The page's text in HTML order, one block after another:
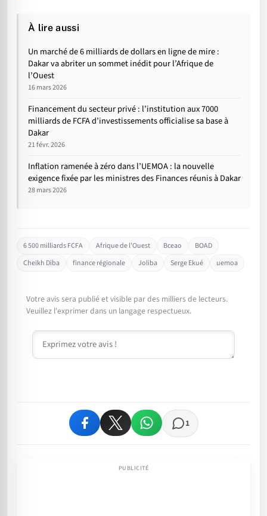
À lire aussi
Un marché de 6 milliards de dollars en ligne de mire :
Dakar va abriter un sommet inédit pour l’Afrique de
l’Ouest
16 mars 2026
Financement du secteur privé : l’institution aux 7000
milliards de FCFA d’investissements officialise sa base à
Dakar
21 févr. 2026
Inflation ramenée à zéro dans l’UEMOA : la nouvelle
exigence fixée par les ministres des Finances réunis à Dakar
28 mars 2026
6 500 milliards FCFA Afrique de l’Ouest Bceao
BOAD
Cheikh Diba
finance régionale Joliba Serge Ekué uemoa
Votre avis sera publié et visible par des milliers de lecteurs.
Veuillez l'exprimer dans un langage respectueux.
Commentaire
1